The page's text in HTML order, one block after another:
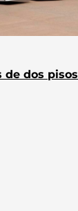
de dos pisos